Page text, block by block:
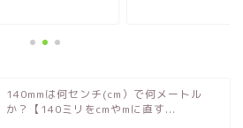
140mmは何センチ(cm）で何メートル
か？【140ミリをcmやmに直す...